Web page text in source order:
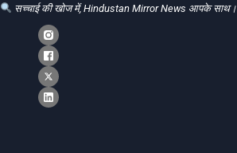
सच्चाई की खोज में, Hindustan Mirror News आपके साथ।